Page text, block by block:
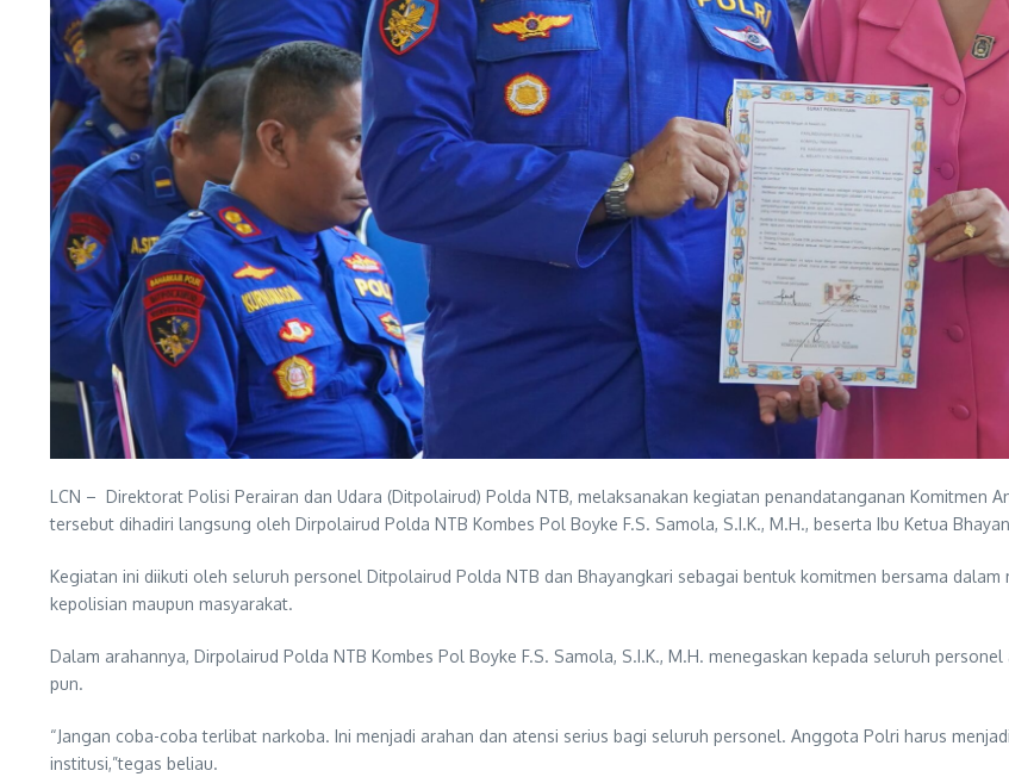
LCN – Direktorat Polisi Perairan dan Udara (Ditpolairud) Polda NTB, melaksanakan kegiatan penandatanganan Komitmen
tersebut dihadiri langsung oleh Dirpolairud Polda NTB Kombes Pol Boyke F.S. Samola, S.I.K., M.H., beserta Ibu Ketua
Kegiatan ini diikuti oleh seluruh personel Ditpolairud Polda NTB dan Bhayangkari sebagai bentuk komitmen bersama
kepolisian maupun masyarakat.
Dalam arahannya, Dirpolairud Polda NTB Kombes Pol Boyke F.S. Samola, S.I.K., M.H. menegaskan kepada seluruh
pun.
“Jangan coba-coba terlibat narkoba. Ini menjadi arahan dan atensi serius bagi seluruh personel. Anggota Polri harus
institusi,”tegas beliau.